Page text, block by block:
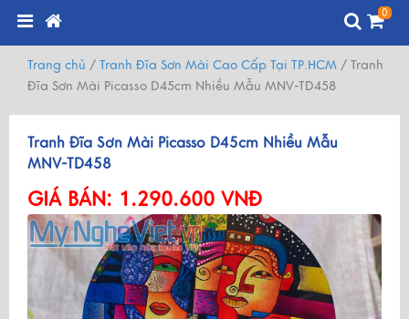
0
Trang chủ / Tranh Đĩa Sơn Mài Cao Cấp Tại TP.HCM / Tranh
Đĩa Sơn Mài Picasso D45cm Nhiều Mẫu MNV-TD458
Tranh Đĩa Sơn Mài Picasso D45cm Nhiều Mẫu
MNV-TD458
GIÁ BÁN: 1.290.600 VNĐ